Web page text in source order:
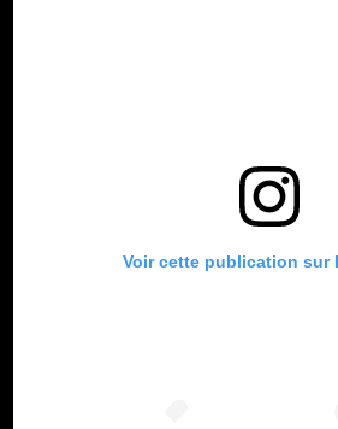
Voir cette publication sur